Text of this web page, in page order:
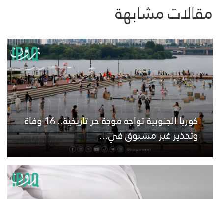
مقالات مشابهة
كوريا الجنوبية تواجه موجة حر تاريخية.. 16 وفاة
وتحذير غير مسبوق في...